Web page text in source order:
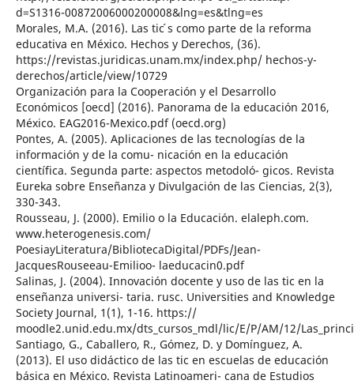
d=S1316-00872006000200008&lng=es&tlng=es
Morales, M.A. (2016). Las tic ́s como parte de la reforma
educativa en México. Hechos y Derechos, (36).
https://revistas.juridicas.unam.mx/index.php/ hechos-y-
derechos/article/view/10729
Organización para la Cooperación y el Desarrollo
Económicos [oecd] (2016). Panorama de la educación 2016,
México. EAG2016-Mexico.pdf (oecd.org)
Pontes, A. (2005). Aplicaciones de las tecnologías de la
información y de la comu- nicación en la educación
científica. Segunda parte: aspectos metodoló- gicos. Revista
Eureka sobre Enseñanza y Divulgación de las Ciencias, 2(3),
330-343.
Rousseau, J. (2000). Emilio o la Educación. elaleph.com.
www.heterogenesis.com/
PoesiayLiteratura/BibliotecaDigital/PDFs/Jean-
JacquesRouseeau-Emilioo- laeducacin0.pdf
Salinas, J. (2004). Innovación docente y uso de las tic en la
enseñanza universi- taria. rusc. Universities and Knowledge
Society Journal, 1(1), 1-16. https://
moodle2.unid.edu.mx/dts_cursos_mdl/lic/E/P/AM/12/
Santiago, G., Caballero, R., Gómez, D. y Domínguez, A.
(2013). El uso didáctico de las tic en escuelas de educación
básica en México. Revista Latinoameri- cana de Estudios